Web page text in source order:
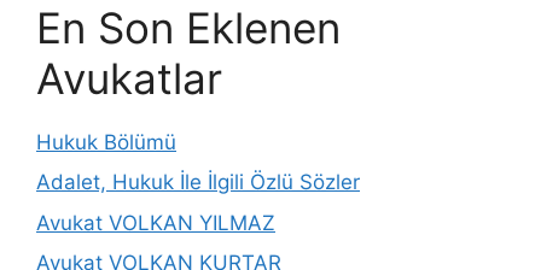
En Son Eklenen
Avukatlar
Hukuk Bölümü
Adalet, Hukuk İle İlgili Özlü Sözler
Avukat VOLKAN YILMAZ
Avukat VOLKAN KURTAR